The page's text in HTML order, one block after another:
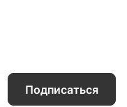
Подписаться